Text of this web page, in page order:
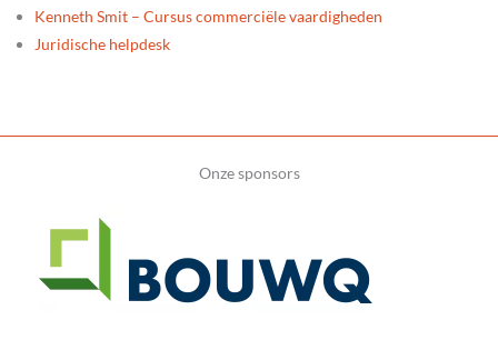
Kenneth Smit – Cursus commerciële vaardigheden
Juridische helpdesk
Onze sponsors